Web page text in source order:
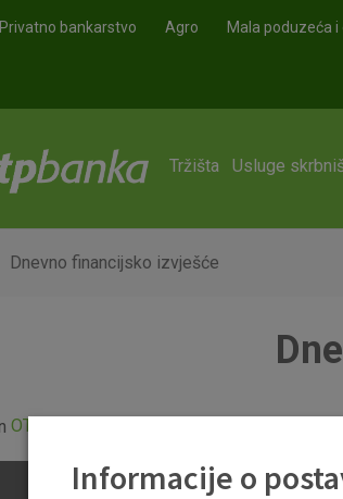
Privatno bankarstvo Agro Mala poduzeća i
Tržišta Usluge
Dnevno financijsko izvješće
OTP Dnevno financijsko izvješće.pdf
Informacije o